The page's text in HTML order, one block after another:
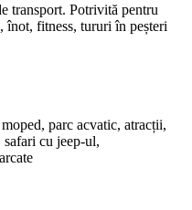
transport. Potrivită pentru
înot, fitness, tururi în peșteri
parc acvatic, atracții,
cu jeep-ul,